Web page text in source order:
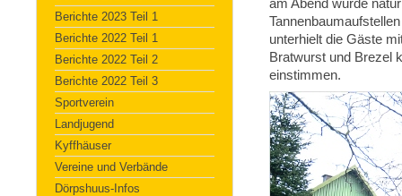
Berichte 2023 Teil 1
Berichte 2022 Teil 1
Berichte 2022 Teil 2
Berichte 2022 Teil 3
Sportverein
Landjugend
Kyffhäuser
Vereine und Verbände
Dörpshuus-Infos
am Abend wurde
unterhielt die Gäste
Bratwurst und Brezel
einstimmen.